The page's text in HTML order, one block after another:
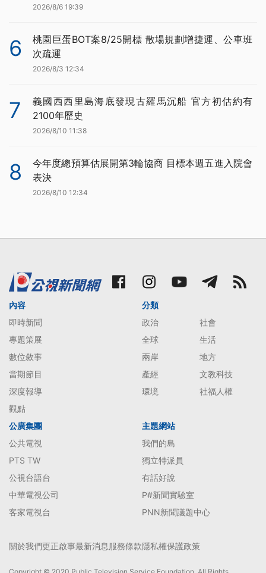
2026/8/6 19:39
6
桃園巨蛋BOT案8/25開標 散場規劃增捷運、公車班
次疏運
2026/8/3 12:34
7
義國西西里島海底發現古羅馬沉船 官方初估約有
2100年歷史
2026/8/10 11:38
8
今年度總預算估展開第3輪協商 目標本週五進入院會
表決
2026/8/10 12:34
內容
即時新聞
專題策展
數位敘事
當期節目
深度報導
觀點
分類
政治
社會
全球
生活
兩岸
地方
產經
文教科技
環境
社福人權
公廣集團
公共電視
PTS TW
公視台語台
中華電視公司
客家電視台
主題網站
我們的島
獨立特派員
有話好說
P#新聞實驗室
PNN新聞議題中心
關於我們更正啟事最新消息服務條款隱私權保護政策